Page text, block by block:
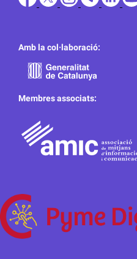
Amb la col·laboració:
Membres associats: